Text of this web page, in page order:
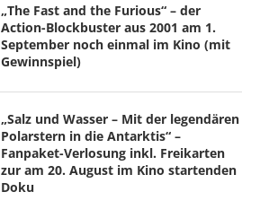
„The Fast and the Furious“ – der
Action-Blockbuster aus 2001 am 1.
September noch einmal im Kino (mit
Gewinnspiel)
„Salz und Wasser – Mit der legendären
Polarstern in die Antarktis“ –
Fanpaket-Verlosung inkl. Freikarten
zur am 20. August im Kino startenden
Doku